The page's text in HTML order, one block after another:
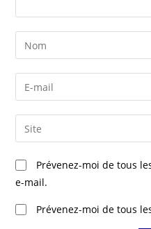
Prévenez-moi de tous
e-mail.
Prévenez-moi de tous